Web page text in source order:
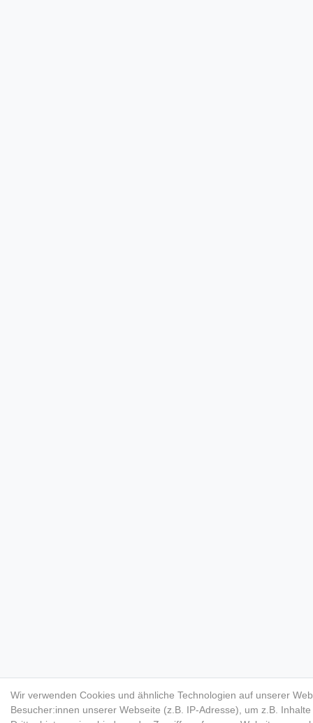
Wir verwenden Cookies und ähnliche Technologien auf unserer
Besucher:innen unserer Webseite (z.B. IP-Adresse), um z.B.